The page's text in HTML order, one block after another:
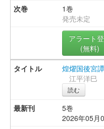
1巻
発売未定
アラート
(無料)
煌燿国後宮
江平洋巳
読む
5巻
2026年05月